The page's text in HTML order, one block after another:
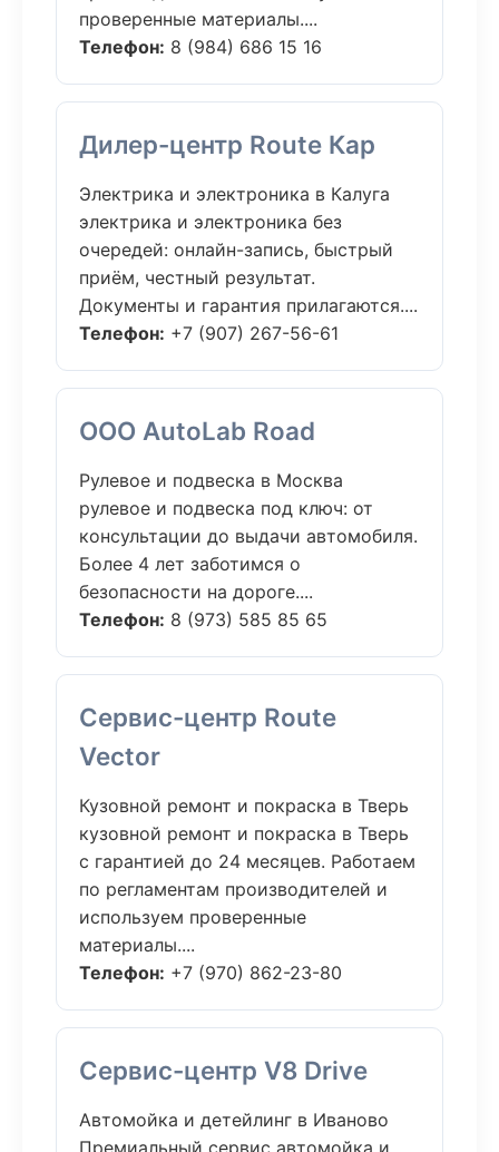
проверенные материалы....
Телефон: 8 (984) 686 15 16
Дилер-центр Route Кар
Электрика и электроника в Калуга
электрика и электроника без
очередей: онлайн-запись, быстрый
приём, честный результат.
Документы и гарантия прилагаются....
Телефон: +7 (907) 267-56-61
ООО AutoLab Road
Рулевое и подвеска в Москва
рулевое и подвеска под ключ: от
консультации до выдачи автомобиля.
Более 4 лет заботимся о
безопасности на дороге....
Телефон: 8 (973) 585 85 65
Сервис-центр Route
Vector
Кузовной ремонт и покраска в Тверь
кузовной ремонт и покраска в Тверь
с гарантией до 24 месяцев. Работаем
по регламентам производителей и
используем проверенные
материалы....
Телефон: +7 (970) 862-23-80
Сервис-центр V8 Drive
Автомойка и детейлинг в Иваново
Премиальный сервис автомойка и